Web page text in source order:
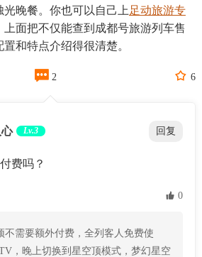
晚餐。你也可以自己上足动旅游专
面把不仅能查到成都号旅游列车售
和特点介绍得很清楚。
 2  6
Lv.3 回复
费吗？
 0
不需要额外付费，全列客人免费使
，晚上切换到星空顶模式，梦幻星空